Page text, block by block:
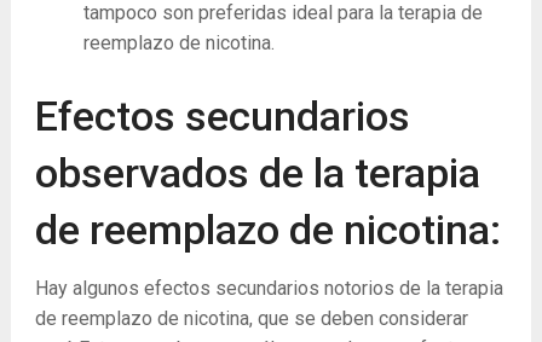
tampoco son preferidas ideal para la terapia de
reemplazo de nicotina.
Efectos secundarios
observados de la terapia
de reemplazo de nicotina:
Hay algunos efectos secundarios notorios de la terapia
de reemplazo de nicotina, que se deben considerar